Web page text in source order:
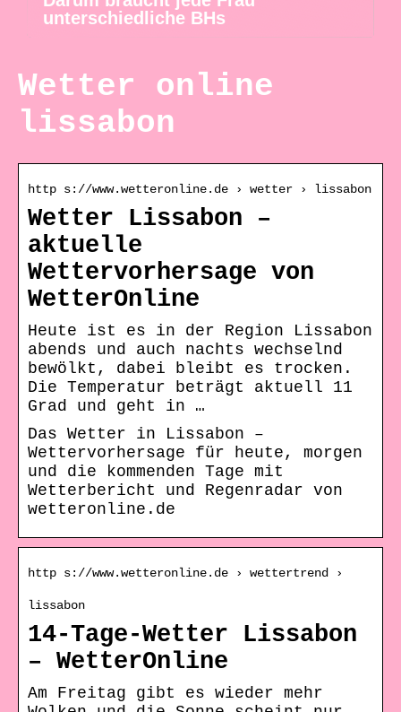
unterschiedliche BHs
Wetter online
lissabon
http s://www.wetteronline.de › wetter › lissabon
Wetter Lissabon –
aktuelle
Wettervorhersage von
WetterOnline
Heute ist es in der Region Lissabon
abends und auch nachts wechselnd
bewölkt, dabei bleibt es trocken.
Die Temperatur beträgt aktuell 11
Grad und geht in …
Das Wetter in Lissabon –
Wettervorhersage für heute, morgen
und die kommenden Tage mit
Wetterbericht und Regenradar von
wetteronline.de
http s://www.wetteronline.de › wettertrend ›
lissabon
14-Tage-Wetter Lissabon
– WetterOnline
Am Freitag gibt es wieder mehr